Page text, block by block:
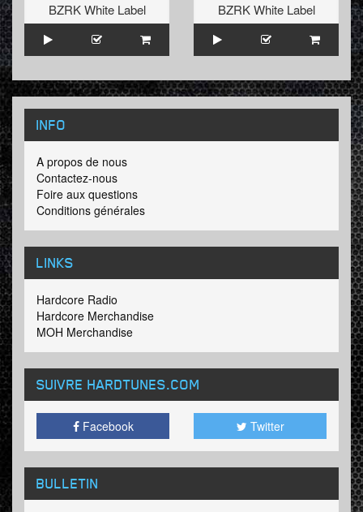
BZRK White Label
BZRK White Label
INFO
A propos de nous
Contactez-nous
Foire aux questions
Conditions générales
LINKS
Hardcore Radio
Hardcore Merchandise
MOH Merchandise
SUIVRE HARDTUNES.COM
Facebook Twitter
BULLETIN